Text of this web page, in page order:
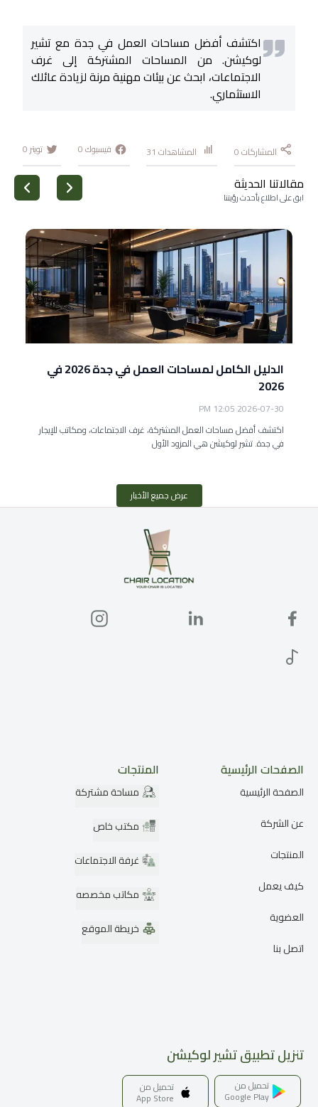
اكتشف أفضل مساحات العمل في جدة مع تشير
لوكيشن. من المساحات المشتركة إلى غرف
الاجتماعات، ابحث عن بيئات مهنية مرنة لزيادة عائلك
الاستثماري.
المشاركات0 المشاهدات 31 فيسبوك0 تويتر 0
مقالاتنا الحديثة
ابق على اطلاع بأحدث رؤيتنا
الدليل الكامل لمساحات العمل في جدة 2026 في
2026
2026-07-30 12:05 PM
اكتشف أفضل مساحات العمل المشتركة، غرف الاجتماعات، ومكاتب للإيجار
في جدة. تشير لوكيشن هي المزود الأول
عرض جميع الأخبار
الصفحات الرئيسية
الصفحة الرئيسية
عن الشركة
المنتجات
كيف يعمل
العضوية
اتصل بنا
المنتجات
مساحة مشتركة
مكتب خاص
غرفة الاجتماعات
مكاتب مخصصه
خريطة الموقع
تنزيل تطبيق تشير لوكيشن
تحميل من
Google Play
تحميل من
App Store